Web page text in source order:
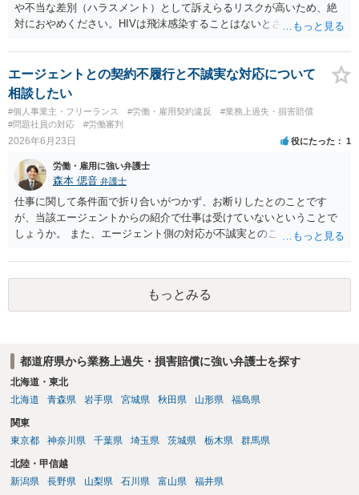
や不当な差別（ハラスメント）として訴えらるリスクが高いため、絶
対におやめください。HIVは飛沫感染することはないとされています。
について、一般的な衛生問題として会社に相談されることをお勧めし
ます。
エージェントとの契約不履行と不誠実な対応について
相談したい
#個人事業主・フリーランス #労働・雇用契約違反
#業務上過失・損害賠償
#問題社員の対応
#労働審判
2026年6月23日 役にたった 1
労働・雇用に強い弁護士
森本 偲音 弁護士
仕事に関して条件面で折り合いがつかず、お断りしたとのことです
が、当該エージェントからの紹介で仕事は受けていないということで
しょうか。 また、エージェント側の対応が不誠実とのことですが、具
ずは最寄りの法律事務所にご相談されてはいかがでしょうか。
もっとみる
都道府県から業務上過失・損害賠償に強い弁護士を探す
北海道・東北
北海道
青森県 岩手県 宮城県 秋田県 山形県 福島県
関東
東京都
神奈川県 千葉県 埼玉県 茨城県 栃木県 群馬県
北陸・甲信越
新潟県
長野県 山梨県 石川県 富山県 福井県